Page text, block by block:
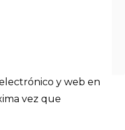
y web en
vez que